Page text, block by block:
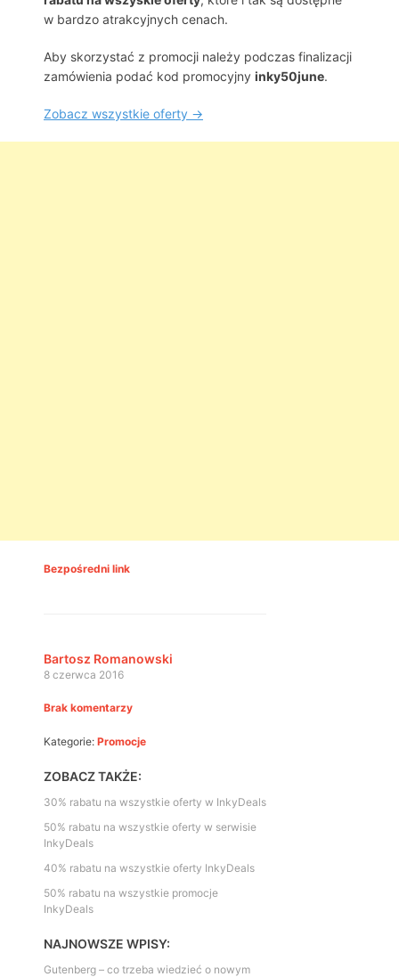
w bardzo atrakcyjnych cenach.
Aby skorzystać z promocji należy podczas finalizacji
zamówienia podać kod promocyjny inky50june.
Zobacz wszystkie oferty →
Bezpośredni link
Bartosz Romanowski
8 czerwca 2016
Brak komentarzy
Kategorie: Promocje
ZOBACZ TAKŻE:
30% rabatu na wszystkie oferty w InkyDeals
50% rabatu na wszystkie oferty w serwisie
InkyDeals
40% rabatu na wszystkie oferty InkyDeals
50% rabatu na wszystkie promocje
InkyDeals
NAJNOWSZE WPISY:
Gutenberg – co trzeba wiedzieć o nowym